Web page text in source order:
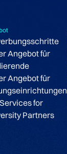
Angebot für
Angebot für
for
Partners